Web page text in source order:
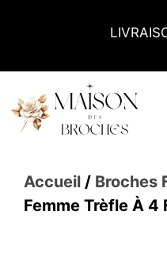
Accueil / Broches
Femme Trèfle À 4